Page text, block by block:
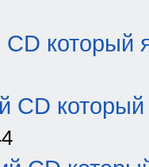
который
CD который